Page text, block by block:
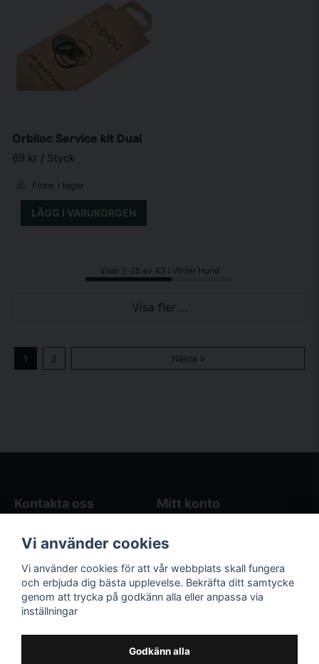
Orbiloc Service kit Dual
89 kr / Styck
Finns i lager
LÄGG I VARUKORGEN
Visar 1-25 av 43 i Vinter Hund
Visa fler ...
1 2 Nästa »
Kontakta oss
Butikens öppettider
Kontakta oss
Mitt konto
Registrera dig
Följ oss på sociala
medier!
Våra räkneverktyg
Hönsgårdsräknare
Vi använder cookies
Vi använder cookies för att vår webbplats skall fungera
och erbjuda dig bästa upplevelse. Bekräfta ditt samtycke
genom att trycka på godkänn alla eller anpassa via
inställningar
Godkänn alla